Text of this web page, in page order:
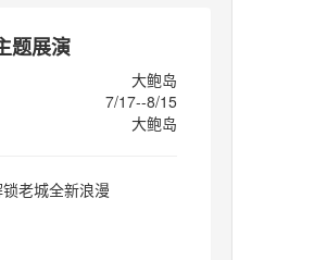
题展演
大鲍岛
7/17--8/15
大鲍岛
老城全新浪漫